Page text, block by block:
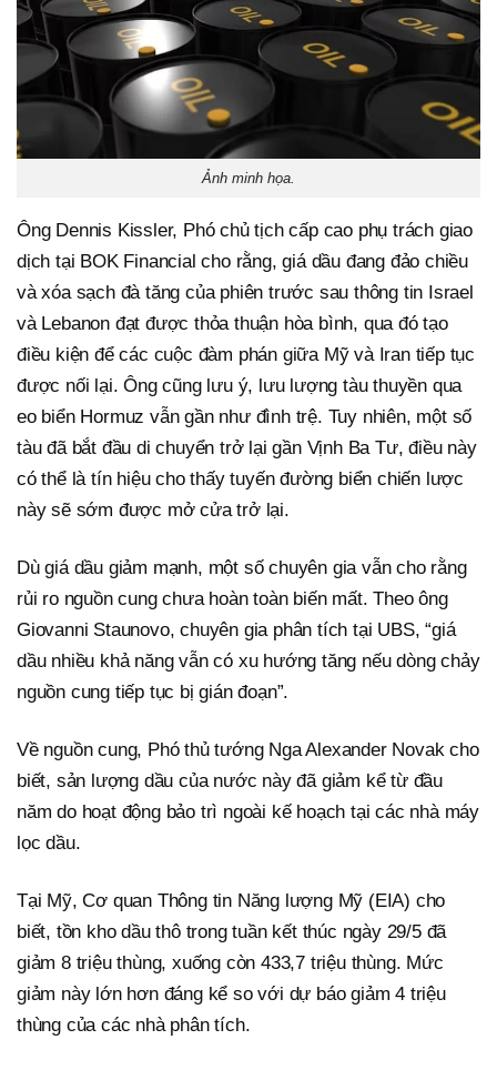
Ảnh minh họa.
Ông Dennis Kissler, Phó chủ tịch cấp cao phụ trách giao
dịch tại BOK Financial cho rằng, giá dầu đang đảo chiều
và xóa sạch đà tăng của phiên trước sau thông tin Israel
và Lebanon đạt được thỏa thuận hòa bình, qua đó tạo
điều kiện để các cuộc đàm phán giữa Mỹ và Iran tiếp tục
được nối lại. Ông cũng lưu ý, lưu lượng tàu thuyền qua
eo biển Hormuz vẫn gần như đình trệ. Tuy nhiên, một số
tàu đã bắt đầu di chuyển trở lại gần Vịnh Ba Tư, điều này
có thể là tín hiệu cho thấy tuyến đường biển chiến lược
này sẽ sớm được mở cửa trở lại.
Dù giá dầu giảm mạnh, một số chuyên gia vẫn cho rằng
rủi ro nguồn cung chưa hoàn toàn biến mất. Theo ông
Giovanni Staunovo, chuyên gia phân tích tại UBS, “giá
dầu nhiều khả năng vẫn có xu hướng tăng nếu dòng chảy
nguồn cung tiếp tục bị gián đoạn”.
Về nguồn cung, Phó thủ tướng Nga Alexander Novak cho
biết, sản lượng dầu của nước này đã giảm kể từ đầu
năm do hoạt động bảo trì ngoài kế hoạch tại các nhà máy
lọc dầu.
Tại Mỹ, Cơ quan Thông tin Năng lượng Mỹ (EIA) cho
biết, tồn kho dầu thô trong tuần kết thúc ngày 29/5 đã
giảm 8 triệu thùng, xuống còn 433,7 triệu thùng. Mức
giảm này lớn hơn đáng kể so với dự báo giảm 4 triệu
thùng của các nhà phân tích.